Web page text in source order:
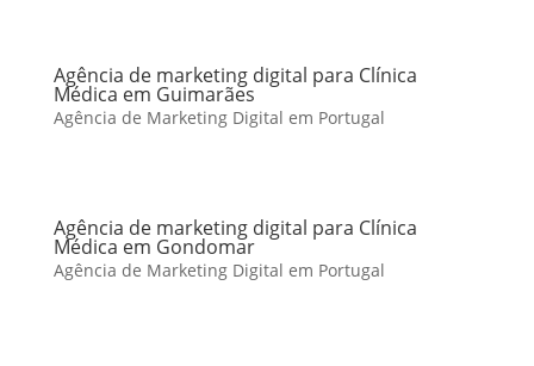
Agência de marketing digital para Clínica
Médica em Guimarães
Agência de Marketing Digital em Portugal
Agência de marketing digital para Clínica
Médica em Gondomar
Agência de Marketing Digital em Portugal